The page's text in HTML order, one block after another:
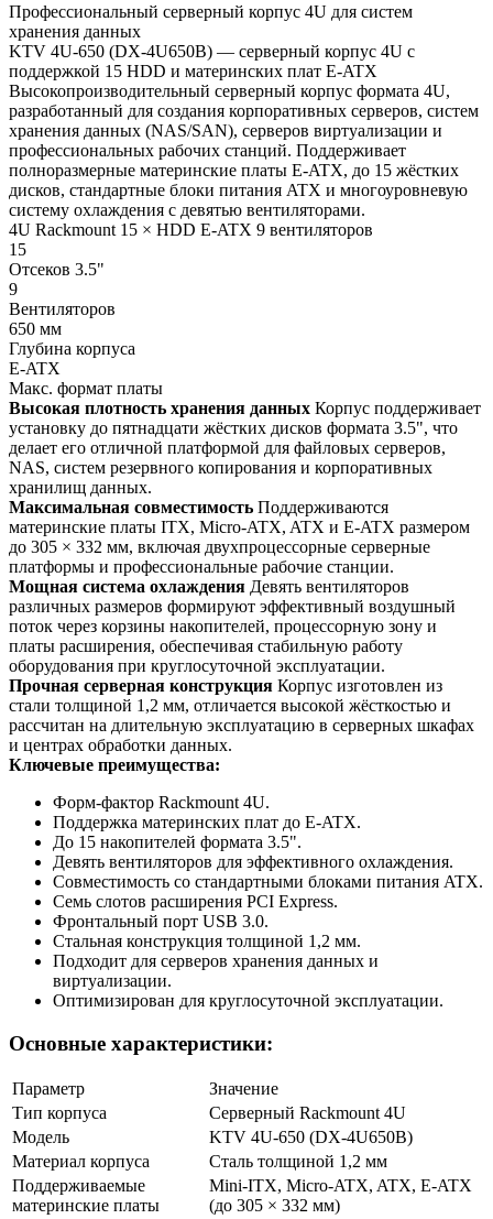
Профессиональный серверный корпус 4U для систем
хранения данных
KTV 4U-650 (DX-4U650B) — серверный корпус 4U с
поддержкой 15 HDD и материнских плат E-ATX
Высокопроизводительный серверный корпус формата 4U,
разработанный для создания корпоративных серверов, систем
хранения данных (NAS/SAN), серверов виртуализации и
профессиональных рабочих станций. Поддерживает
полноразмерные материнские платы E-ATX, до 15 жёстких
дисков, стандартные блоки питания ATX и многоуровневую
систему охлаждения с девятью вентиляторами.
4U Rackmount 15 × HDD E-ATX 9 вентиляторов
15
Отсеков 3.5"
9
Вентиляторов
650 мм
Глубина корпуса
E-ATX
Макс. формат платы
Высокая плотность хранения данных Корпус поддерживает
установку до пятнадцати жёстких дисков формата 3.5", что
делает его отличной платформой для файловых серверов,
NAS, систем резервного копирования и корпоративных
хранилищ данных.
Максимальная совместимость Поддерживаются
материнские платы ITX, Micro-ATX, ATX и E-ATX размером
до 305 × 332 мм, включая двухпроцессорные серверные
платформы и профессиональные рабочие станции.
Мощная система охлаждения Девять вентиляторов
различных размеров формируют эффективный воздушный
поток через корзины накопителей, процессорную зону и
платы расширения, обеспечивая стабильную работу
оборудования при круглосуточной эксплуатации.
Прочная серверная конструкция Корпус изготовлен из
стали толщиной 1,2 мм, отличается высокой жёсткостью и
рассчитан на длительную эксплуатацию в серверных шкафах
и центрах обработки данных.
Ключевые преимущества:
Форм-фактор Rackmount 4U.
Поддержка материнских плат до E-ATX.
До 15 накопителей формата 3.5".
Девять вентиляторов для эффективного охлаждения.
Совместимость со стандартными блоками питания ATX.
Семь слотов расширения PCI Express.
Фронтальный порт USB 3.0.
Стальная конструкция толщиной 1,2 мм.
Подходит для серверов хранения данных и
виртуализации.
Оптимизирован для круглосуточной эксплуатации.
Основные характеристики:
Параметр
Значение
Тип корпуса
Серверный Rackmount 4U
Модель
KTV 4U-650 (DX-4U650B)
Материал корпуса
Сталь толщиной 1,2 мм
Поддерживаемые
материнские платы
Mini-ITX, Micro-ATX, ATX, E-ATX
(до 305 × 332 мм)